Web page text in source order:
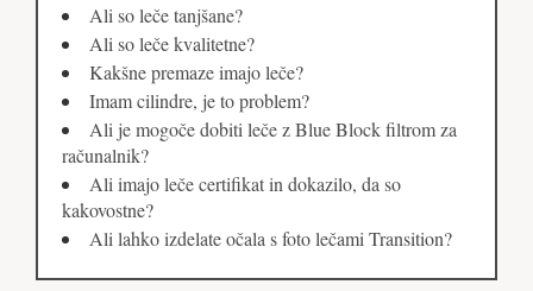
Ali so leče tanjšane?
Ali so leče kvalitetne?
Kakšne premaze imajo leče?
Imam cilindre, je to problem?
Ali je mogoče dobiti leče z Blue Block filtrom za
računalnik?
Ali imajo leče certifikat in dokazilo, da so
kakovostne?
Ali lahko izdelate očala s foto lečami Transition?